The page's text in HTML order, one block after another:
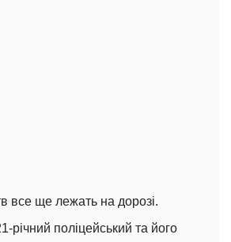
все ще лежать на дорозі.
річний поліцейський та його